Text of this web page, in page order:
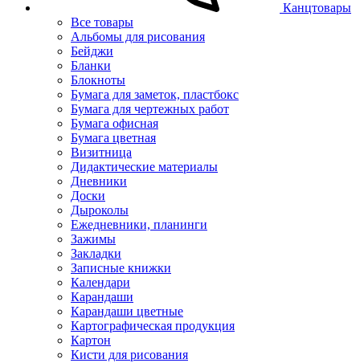
Канцтовары
Все товары
Альбомы для рисования
Бейджи
Бланки
Блокноты
Бумага для заметок, пластбокс
Бумага для чертежных работ
Бумага офисная
Бумага цветная
Визитница
Дидактические материалы
Дневники
Доски
Дыроколы
Ежедневники, планинги
Зажимы
Закладки
Записные книжки
Календари
Карандаши
Карандаши цветные
Картографическая продукция
Картон
Кисти для рисования